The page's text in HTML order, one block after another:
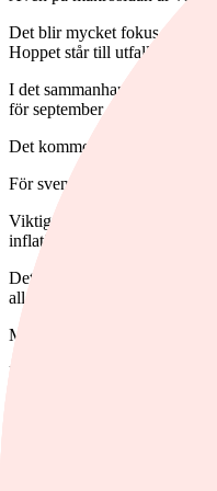
Det blir mycket fokus på
Hoppet står till utfall på, eller
I det sammanhanget blir
för september som satte fart
Det kommer dessutom BNP-
För svenskt vidkommande
Viktigare för synen på
inflationssiffra några av de
Det här är dessutom den
alla åren. Jag vet att det i alla
Mest stolt är jag över att jag
Den mest udda platsen var